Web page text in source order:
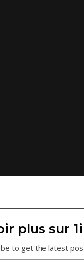
plus sur
to get the latest